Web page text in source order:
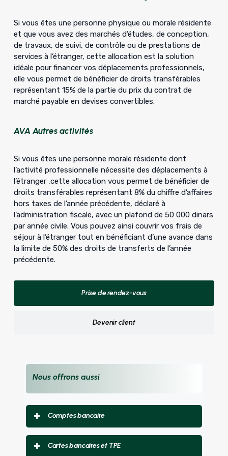
Si vous êtes une personne physique ou morale résidente
et que vous avez des marchés d’études, de conception,
de travaux, de suivi, de contrôle ou de prestations de
services à l’étranger, cette allocation est la solution
idéale pour financer vos déplacements professionnels,
elle vous permet de bénéficier de droits transférables
représentant 15% de la partie du prix du contrat de
marché payable en devises convertibles.
AVA Autres activités
Si vous êtes une personne morale résidente dont
l’activité professionnelle nécessite des déplacements à
l’étranger ,cette allocation vous permet de bénéficier de
droits transférables représentant 8% du chiffre d’affaires
hors taxes de l’année précédente, déclaré à
l’administration fiscale, avec un plafond de 50 000 dinars
par année civile. Vous pouvez ainsi couvrir vos frais de
séjour à l’étranger tout en bénéficiant d’une avance dans
la limite de 50% des droits de transferts de l’année
précédente.
Prise de rendez-vous
Devenir client
Nous offrons aussi
Comptes bancaire
Compte courant
Cartes bancaires et TPE